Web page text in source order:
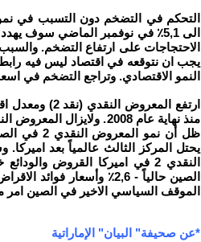
التحكم في التضخم دون التسبب في
الى ‬5,1٪ في نوفمبر الماضي سوف
الاحتجاجات على ارتفاع التضخم.
يجب ان نتوقعه في اقتصاد ليس فيه رابط
النمو الاقتصادي. وتراجع التضخم في اسعار المنازل من ‬13٪ مؤخراً
ظل أن نمو
يحتل المركز الثالث عالمياً بعد
النقدي ‬2 في اميركا القروض
الصين حالياً - ‬2,6٪ وأسعار
الموقف السياسي الاخير في الصين
*عن صحيفة" البيان" الإماراتية